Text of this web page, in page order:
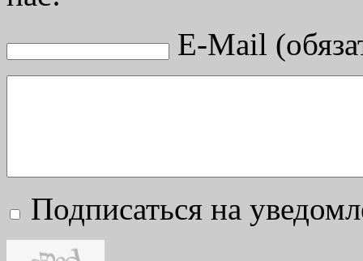
E-Mail
Подписаться на